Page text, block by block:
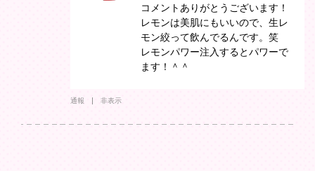
コメントありがとうございます！
レモンは美肌にもいいので、生レ
モン絞って飲んでるんです。笑
レモンパワー注入するとパワーで
ます！＾＾
通報 非表示